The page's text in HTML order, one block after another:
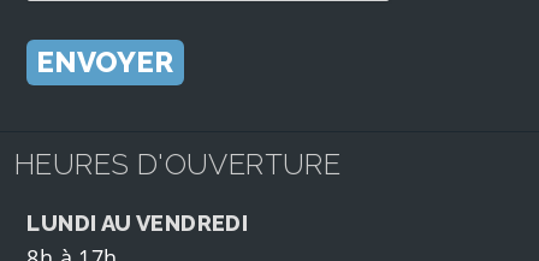
HEURES D'OUVERTURE
LUNDI AU VENDREDI